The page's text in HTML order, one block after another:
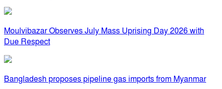
Moulvibazar Observes July Mass Uprising Day 2026 with
Due Respect
Bangladesh proposes pipeline gas imports from Myanmar